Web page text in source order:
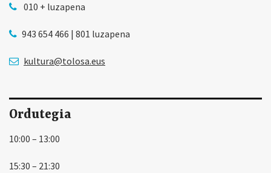
010 + luzapena
943 654 466 | 801 luzapena
kultura@tolosa.eus
Ordutegia
10:00 – 13:00
15:30 – 21:30